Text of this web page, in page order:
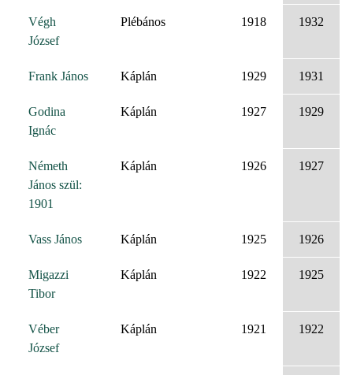
Végh
József
Plébános 1918 1932
Frank János Káplán 1929 1931
Godina
Ignác
Káplán 1927 1929
Németh
János szül:
1901
Káplán 1926 1927
Vass János Káplán 1925 1926
Migazzi
Tibor
Káplán 1922 1925
Véber
József
Káplán 1921 1922